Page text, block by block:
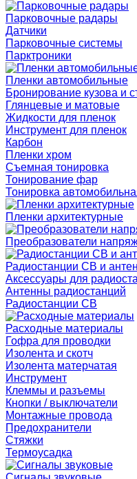
Парковочные радары
Датчики
Парковочные системы
Парктроники
Пленки автомобильные
Бронирование кузова и
Глянцевые и матовые
Жидкости для пленок
Инструмент для пленок
Карбон
Пленки хром
Съемная тонировка
Тонирование фар
Тонировка
Пленки архитектурные
Преобразователи
Радиостанции CB и
Аксессуары для
Антенны радиостанций
Радиостанции CB
Расходные материалы
Гофра для проводки
Изолента и скотч
Изолента матерчатая
Инструмент
Клеммы и разъемы
Кнопки / выключатели
Монтажные провода
Предохранители
Стяжки
Термоусадка